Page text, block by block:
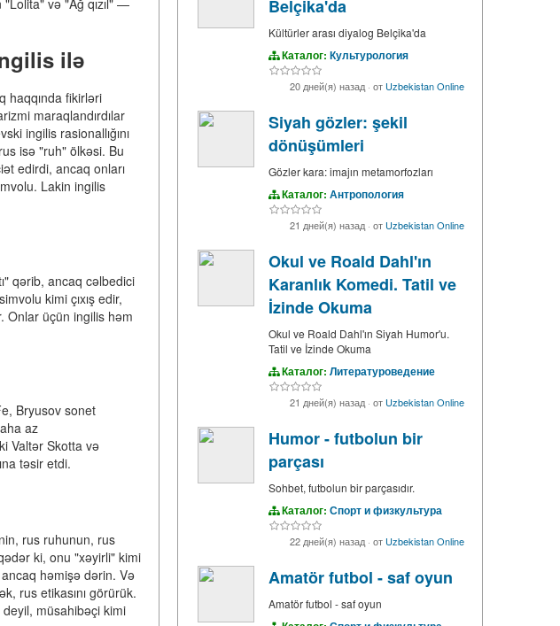
və "Ağ qızıl" —
ilə
haqqında fikirləri
maraqlandırdılar
ingilis rasionallığını
isə "ruh" ölkəsi. Bu
edirdi, ancaq onları
Lakin ingilis
qərib, ancaq cəlbedici
kimi çıxış edir,
Onlar üçün ingilis həm
Bryusov sonet
az
Valtər Skotta və
təsir etdi.
rus ruhunun, rus
ki, onu "xəyirli" kimi
həmişə dərin. Və
rus etikasını görürük.
müsahibəçi kimi
Belçika'da
Kültürler arası diyalog Belçika'da
Каталог: Культурология
20 дней(я) назад· от Uzbekistan Online
Siyah gözler: şekil
dönüşümleri
Gözler kara: imajın metamorfozları
Каталог: Антропология
21 дней(я) назад· от Uzbekistan Online
Okul ve Roald Dahl'ın
Karanlık Komedi. Tatil ve
İzinde Okuma
Okul ve Roald Dahl'ın Siyah Humor'u.
Tatil ve İzinde Okuma
Каталог: Литературоведение
21 дней(я) назад· от Uzbekistan Online
Humor - futbolun bir
parçası
Sohbet, futbolun bir parçasıdır.
Каталог: Спорт и физкультура
22 дней(я) назад· от Uzbekistan Online
Amatör futbol - saf oyun
Amatör futbol - saf oyun